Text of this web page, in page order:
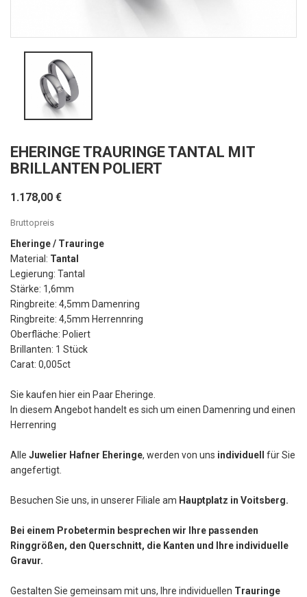
EHERINGE TRAURINGE TANTAL MIT
BRILLANTEN POLIERT
1.178,00 €
Bruttopreis
Eheringe / Trauringe
Material: Tantal
Legierung: Tantal
Stärke: 1,6mm
Ringbreite: 4,5mm Damenring
Ringbreite: 4,5mm Herrennring
Oberfläche: Poliert
Brillanten: 1 Stück
Carat: 0,005ct
Sie kaufen hier ein Paar Eheringe.
In diesem Angebot handelt es sich um einen Damenring und einen
Herrenring
Alle Juwelier Hafner Eheringe, werden von uns individuell
für Sie
angefertigt.
Besuchen Sie uns, in unserer Filiale am Hauptplatz in Voitsberg.
Bei einem Probetermin besprechen wir Ihre passenden
Ringgrößen, den Querschnitt, die Kanten und Ihre individuelle
Gravur.
Gestalten Sie gemeinsam mit uns, Ihre individuellen Trauringe